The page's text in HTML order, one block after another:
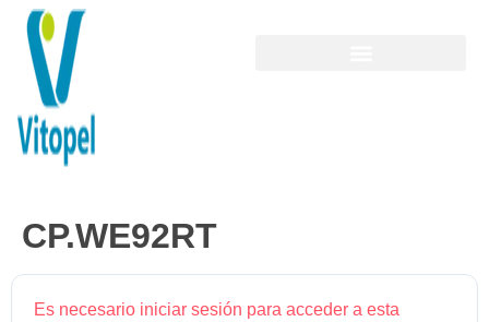
CP.WE92RT
Es necesario iniciar sesión para acceder a esta